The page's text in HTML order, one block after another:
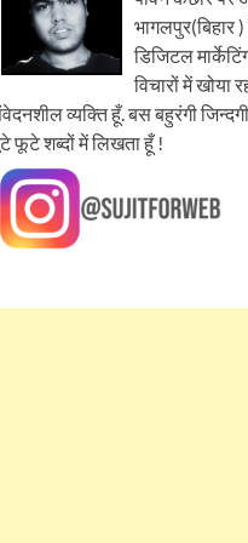
भागलपुर(बिहार
डिजिटल
विचारों में खोया
व्यक्ति हूँ. बस बहुरंगी
फूटे शब्दों में लिखता हूँ !